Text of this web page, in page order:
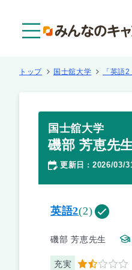
トップ 国士舘大学 「英語
国士舘大学
磯部 芳恵先
更新日 ： 2026/03/
英語2(2)
磯部 芳恵先生
充実 1.5